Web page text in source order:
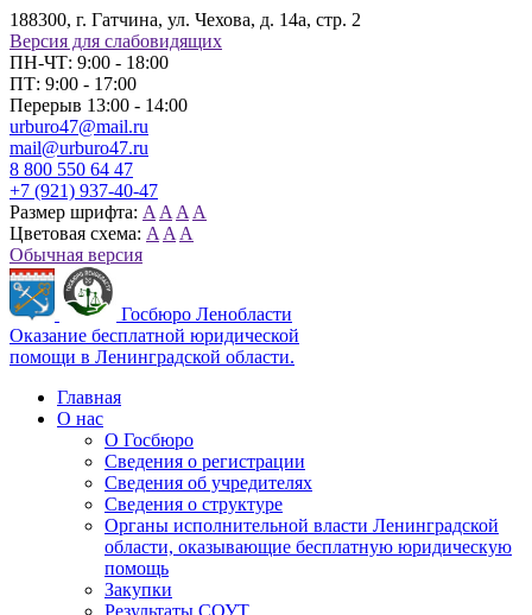
188300, г. Гатчина, ул. Чехова, д. 14а, стр. 2
Версия для слабовидящих
ПН-ЧТ: 9:00 - 18:00
ПТ: 9:00 - 17:00
Перерыв 13:00 - 14:00
urburo47@mail.ru
mail@urburo47.ru
8 800 550 64 47
+7 (921) 937-40-47
Размер шрифта: A A A A
Цветовая схема: A A A
Обычная версия
Госбюро Ленобласти
Оказание бесплатной юридической
помощи в Ленинградской области.
Главная
О нас
О Госбюро
Сведения о регистрации
Сведения об учредителях
Сведения о структуре
Органы исполнительной власти Ленинградской
области, оказывающие бесплатную юридическую
помощь
Закупки
Результаты СОУТ